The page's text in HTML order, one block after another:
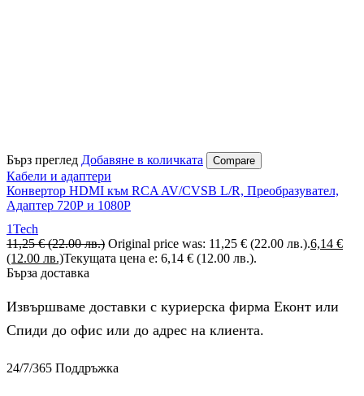
Бърз преглед Добавяне в количката Compare
Кабели и адаптери
Конвертор HDMI към RCA AV/CVSB L/R, Преобразувател,
Адаптер 720Р и 1080Р
1Tech
11,25€ (22.00 лв.) Original price was: 11,25 € (22.00 лв.).6,14 €
(12.00 лв.)Текущата цена е: 6,14 € (12.00 лв.).
Бърза доставка
Извършваме доставки с куриерска фирма Еконт или
Спиди до офис или до адрес на клиента.
24/7/365 Поддръжка